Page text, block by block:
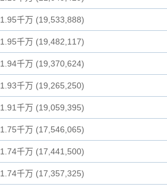
1.95千万 (19,533,888)
1.95千万 (19,482,117)
1.94千万 (19,370,624)
1.93千万 (19,265,250)
1.91千万 (19,059,395)
1.75千万 (17,546,065)
1.74千万 (17,441,500)
1.74千万 (17,357,325)